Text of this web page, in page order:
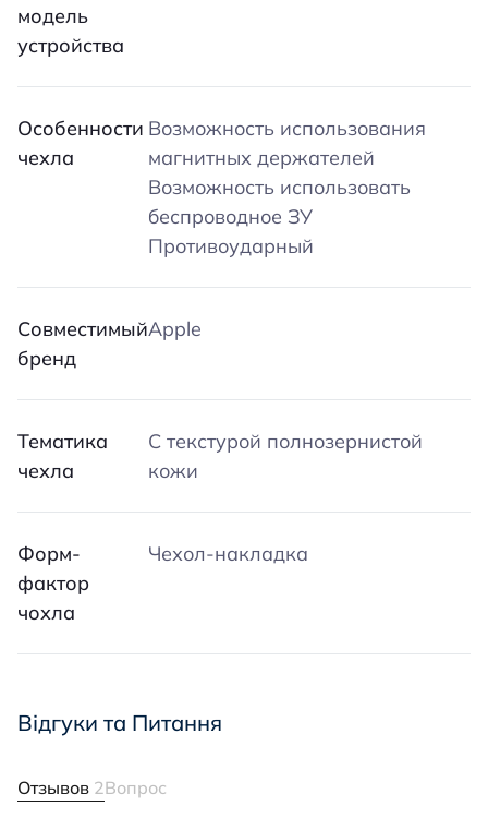
модель
устройства
Особенности
чехла
Возможность использования
магнитных держателей
Возможность использовать
беспроводное ЗУ
Противоударный
Совместимый
бренд
Apple
Тематика
чехла
С текстурой полнозернистой
кожи
Форм-
фактор
чохла
Чехол-накладка
Відгуки та Питання
Отзывов 2Вопрос